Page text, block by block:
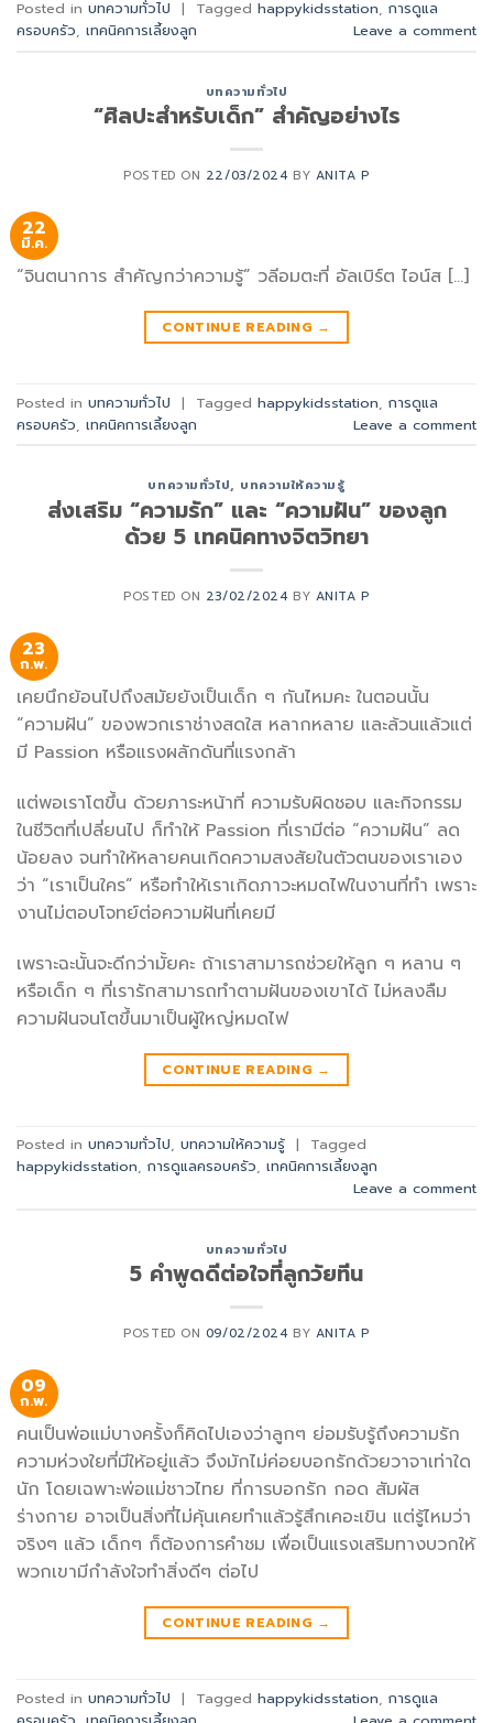
Posted in บทความทั่วไป | Tagged happykidsstation, การดูแล
ครอบครัว, เทคนิคการเลี้ยงลูก Leave a comment
บทความทั่วไป
“ศิลปะสำหรับเด็ก” สำคัญอย่างไร
POSTED ON 22/03/2024 BY ANITA P
22
มี.ค.
“จินตนาการ สำคัญกว่าความรู้” วลีอมตะที่ อัลเบิร์ต ไอน์ส […]
CONTINUE READING →
Posted in บทความทั่วไป | Tagged happykidsstation การดูแล
ครอบครัว เทคนิคการเลี้ยงลูก Leave a comment
บทความทั่วไป, บทความให้ความรู้
ส่งเสริม “ความรัก” และ “ความฝัน” ของลูก
ด้วย 5 เทคนิคทางจิตวิทยา
POSTED ON 23/02/2024 BY ANITA P
23
ก.พ.
เคยนึกย้อนไปถึงสมัยยังเป็นเด็ก ๆ กันไหมคะ ในตอนนั้น
“ความฝัน” ของพวกเราช่างสดใส หลากหลาย และล้วนแล้วแต่
มี Passion หรือแรงผลักดันที่แรงกล้า
แต่พอเราโตขึ้น ด้วยภาระหน้าที่ ความรับผิดชอบ และกิจกรรม
ในชีวิตที่เปลี่ยนไป ก็ทำให้ Passion ที่เรามีต่อ “ความฝัน” ลด
น้อยลง จนทำให้หลายคนเกิดความสงสัยในตัวตนของเราเอง
ว่า “เราเป็นใคร” หรือทำให้เราเกิดภาวะหมดไฟในงานที่ทำ เพราะ
งานไม่ตอบโจทย์ต่อความฝันที่เคยมี
เพราะฉะนั้นจะดีกว่ามั้ยคะ ถ้าเราสามารถช่วยให้ลูก ๆ หลาน ๆ
หรือเด็ก ๆ ที่เรารักสามารถทำตามฝันของเขาได้ ไม่หลงลืม
ความฝันจนโตขึ้นมาเป็นผู้ใหญ่หมดไฟ
CONTINUE READING →
Posted in บทความทั่วไป, บทความให้ความรู้ |
Tagged
happykidsstation, การดูแลครอบครัว, เทคนิคการเลี้ยงลูก
Leave a comment
บทความทั่วไป
5 คำพูดดีต่อใจที่ลูกวัยทีน
POSTED ON 09/02/2024 BY ANITA P
09
ก.พ.
คนเป็นพ่อแม่บางครั้งก็คิดไปเองว่าลูกๆ ย่อมรับรู้ถึงความรัก
ความห่วงใยที่มีให้อยู่แล้ว จึงมักไม่ค่อยบอกรักด้วยวาจาเท่าใด
นัก โดยเฉพาะพ่อแม่ชาวไทย ที่การบอกรัก กอด สัมผัส
ร่างกาย อาจเป็นสิ่งที่ไม่คุ้นเคยทำแล้วรู้สึกเคอะเขิน แต่รู้ไหมว่า
จริงๆ แล้ว เด็กๆ ก็ต้องการคำชม เพื่อเป็นแรงเสริมทางบวกให้
พวกเขามีกำลังใจทำสิ่งดีๆ ต่อไป
CONTINUE READING →
Posted in บทความทั่วไป | Tagged happykidsstation การดูแล